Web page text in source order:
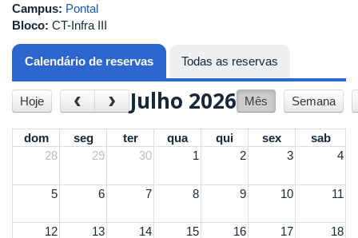
Campus: Pontal
Bloco: CT-Infra III
Calendário de reservas (aba ativa)
Todas as reservas
Hoje ‹ › Julho 2026 Mês Semana
dom seg ter qua qui sex
sab
28
29 30 1 2 3 4
5 6 7 8 9 10 11
12 13 14 15 16 17 18